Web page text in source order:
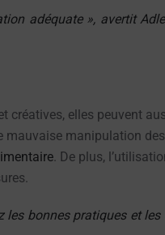
adéquate », avertit
créatives, elles peuvent
mauvaise manipulation
. De plus,
les bonnes pratiques et